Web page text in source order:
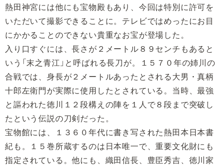
熱田神宮には他にも宝物殿もあり、今回は特別に許可を
いただいて撮影できることに。テレビではめったにお目
にかかることのできない貴重なお宝が登場した。
入り口すぐには、長さが２メートル８９センチもあると
いう「末之青江」と呼ばれる長刀が。１５７０年の姉川の
合戦では、身長が２メートルあったとされる大男・真柄
十郎左衛門が実際に使用したとされている。当時、最強
と謳われた徳川１２段構えの陣を１人で８段まで突破し
たという伝説の刀剣だった。
宝物館には、１３６０年代に書き写された熱田本日本書
紀も。１５巻所蔵するのは日本唯一で、重要文化財にも
指定されている。他にも、織田信長、豊臣秀吉、徳川家